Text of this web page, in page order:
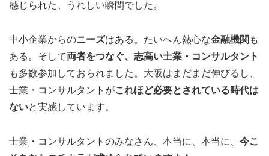
感じられた、うれしい瞬間でした。
中小企業からのニーズはある。たいへん熱心な金融機関 も
ある。そして両者をつなぐ、志高い士業・コンサルタント
も多数参加しておられました。大阪はまだまだ伸びるし、
士業・コンサルタントがこれほど必要とされている時代は
ないと実感しています。
士業・コンサルタントのみなさん、本当に、本当に、 今こ